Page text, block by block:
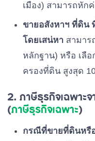
เมือง) สามารถหัก
ขายอสังหาฯ ที่ดิน
โดยเสน่หา สามาร
หลักฐาน) หรือ เลื
ครองที่ดิน สูงสุด
2. ภาษีธุรกิจเฉพาะ
(ภาษีธุรกิจเฉพาะ)
กรณีที่ขายที่ดินหรื